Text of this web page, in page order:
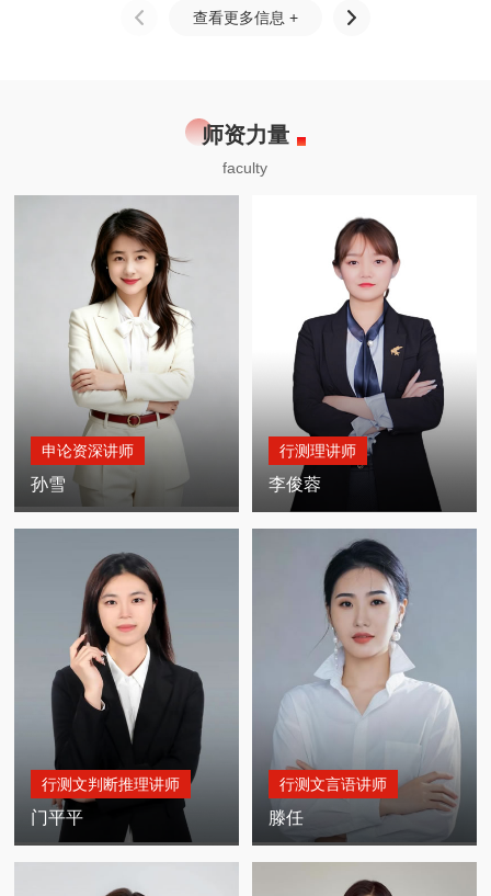
查看更多信息 +
师资力量
faculty
申论资深讲师
孙雪
MORE +
行测理讲师
李俊蓉
MORE +
行测文判断推理讲师
门平平
行测文言语讲师
滕任